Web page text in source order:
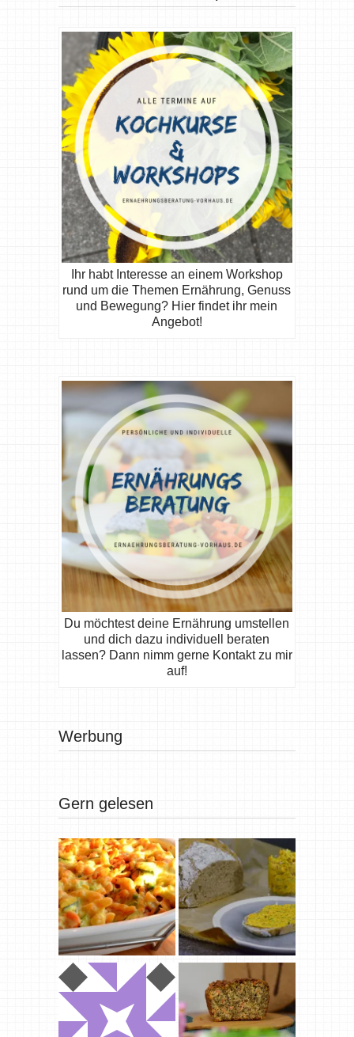
Ihr habt Interesse an einem Workshop
rund um die Themen Ernährung, Genuss
und Bewegung? Hier findet ihr mein
Angebot!
Du möchtest deine Ernährung umstellen
und dich dazu individuell beraten
lassen? Dann nimm gerne Kontakt zu mir
auf!
Werbung
Gern gelesen